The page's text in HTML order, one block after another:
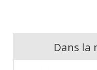
Dans la